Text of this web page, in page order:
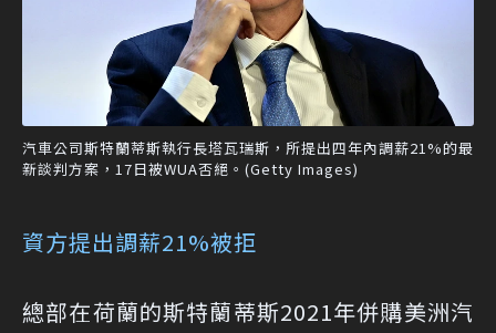
汽車公司斯特蘭蒂斯執行長塔瓦瑞斯，所提出四年內調薪21%的最
新談判方案，17日被WUA否絕。(Getty Images)
資方提出調薪21%被拒
總部在荷蘭的斯特蘭蒂斯2021年併購美洲汽